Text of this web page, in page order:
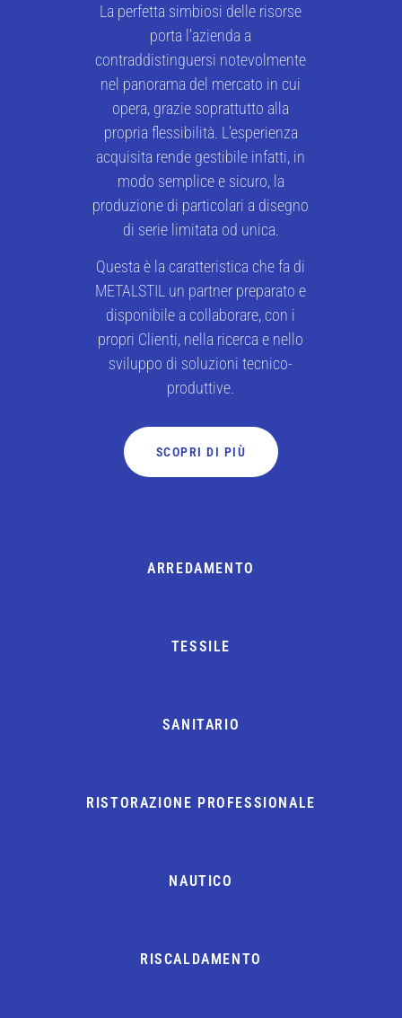
La perfetta simbiosi delle risorse
porta l’azienda a
contraddistinguersi notevolmente
nel panorama del mercato in cui
opera, grazie soprattutto alla
propria flessibilità. L’esperienza
acquisita rende gestibile infatti, in
modo semplice e sicuro, la
produzione di particolari a disegno
di serie limitata od unica.
Questa è la caratteristica che fa di
METALSTIL un partner preparato e
disponibile a collaborare, con i
propri Clienti, nella ricerca e nello
sviluppo di soluzioni tecnico-
produttive.
SCOPRI DI PIÙ
ARREDAMENTO
TESSILE
SANITARIO
RISTORAZIONE PROFESSIONALE
NAUTICO
RISCALDAMENTO